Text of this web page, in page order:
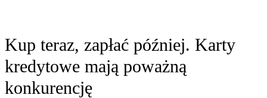
Kup teraz, zapłać później. Karty
kredytowe mają poważną
konkurencję